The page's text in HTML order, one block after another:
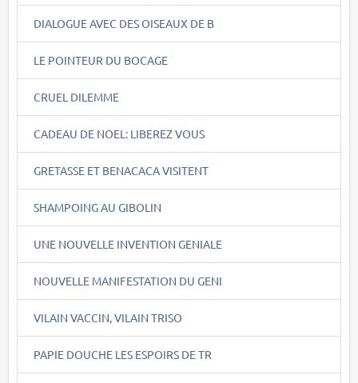
DIALOGUE AVEC DES OISEAUX DE B
LE POINTEUR DU BOCAGE
CRUEL DILEMME
CADEAU DE NOEL: LIBEREZ VOUS
GRETASSE ET BENACACA VISITENT
SHAMPOING AU GIBOLIN
UNE NOUVELLE INVENTION GENIALE
NOUVELLE MANIFESTATION DU GENI
VILAIN VACCIN, VILAIN TRISO
PAPIE DOUCHE LES ESPOIRS DE TR